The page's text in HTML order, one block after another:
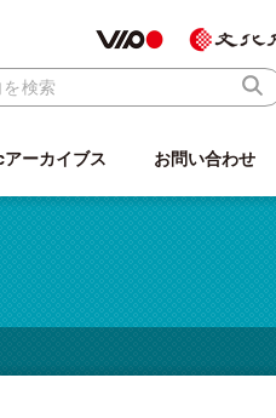
ーカイブス お問い合わせ